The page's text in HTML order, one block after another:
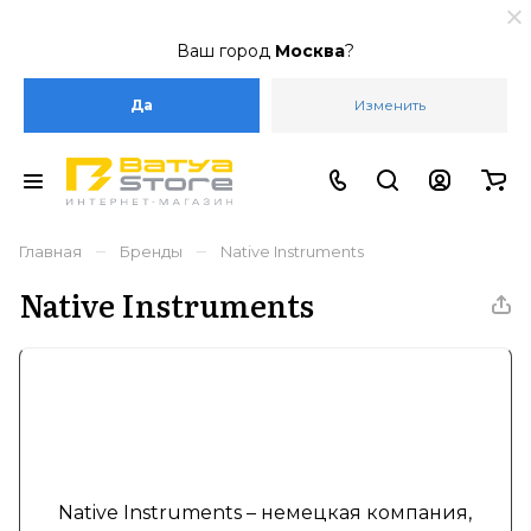
Ваш город Москва?
Да Изменить
Главная – Бренды – Native Instruments
Native Instruments
Native Instruments – немецкая компания,